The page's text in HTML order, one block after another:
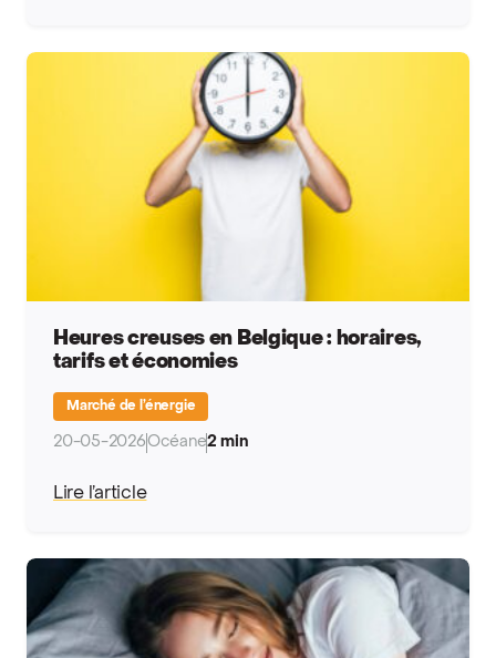
Heures creuses en Belgique : horaires,
tarifs et économies
Marché de l’énergie
20-05-2026Océane2 min
Lire l’article